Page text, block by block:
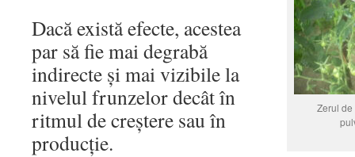
Zerul
Dacă există efecte, acestea
par să fie mai degrabă
indirecte și mai vizibile la
nivelul frunzelor decât în
ritmul de creștere sau în
producție.